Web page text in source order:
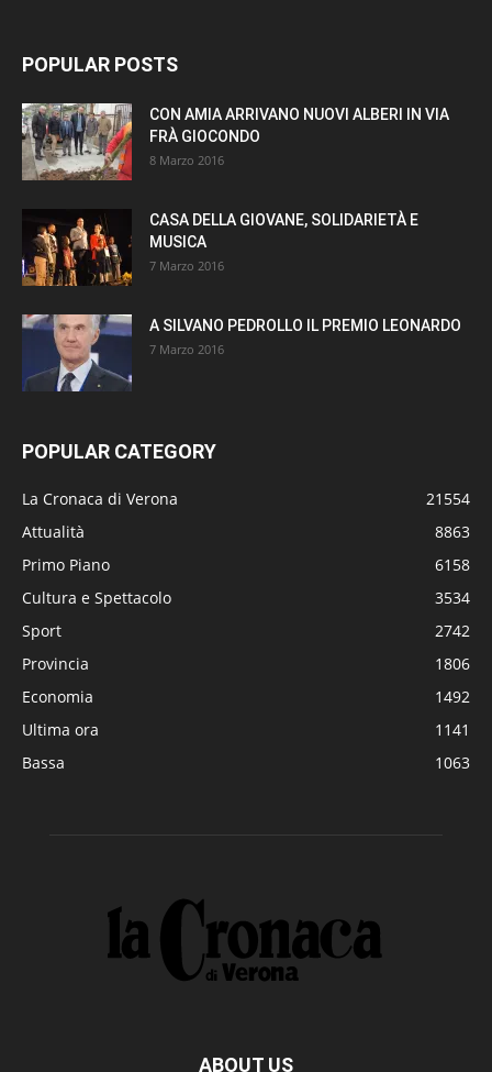
POPULAR POSTS
CON AMIA ARRIVANO NUOVI ALBERI IN VIA
FRÀ GIOCONDO
8 Marzo 2016
CASA DELLA GIOVANE, SOLIDARIETÀ E
MUSICA
7 Marzo 2016
A SILVANO PEDROLLO IL PREMIO LEONARDO
7 Marzo 2016
POPULAR CATEGORY
La Cronaca di Verona
21554
Attualità
8863
Primo Piano
6158
Cultura e Spettacolo
3534
Sport
2742
Provincia
1806
Economia
1492
Ultima ora
1141
Bassa
1063
ABOUT US